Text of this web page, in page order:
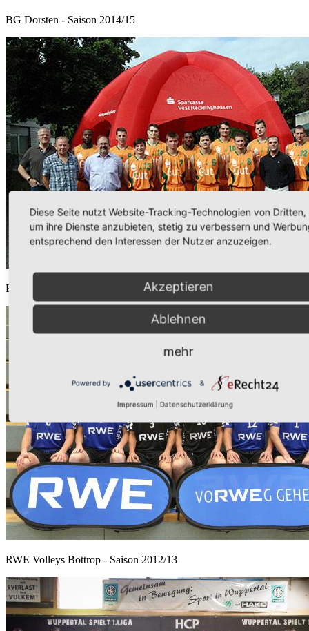
BG Dorsten - Saison 2014/15
BG Dorsten - Saison 2013/14
RWE Volleys Bottrop - Saison 2012/13
Diese Seite nutzt Website-Tracking-Technologien von Dritten,
um ihre Dienste anzubieten, stetig zu verbessern und
entsprechend den Interessen der Nutzer anzuzeigen.
Akzeptieren
Ablehnen
mehr
Powered by &
Impressum Datenschutzerklärung